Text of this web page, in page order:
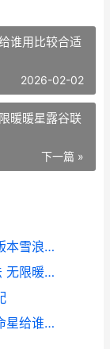
谁用比较合适
2026-02-02
暖暖星露谷联
下一篇 »
原神月之一版本原石汇总 原神月之一版本雪浪与苍林之舞前瞻特别节目
无限暖暖星露谷物语联动发卡获得方法 无限暖暖星露谷联名
原神无主的命星获得方法 原神无主的命星给谁用比较合适